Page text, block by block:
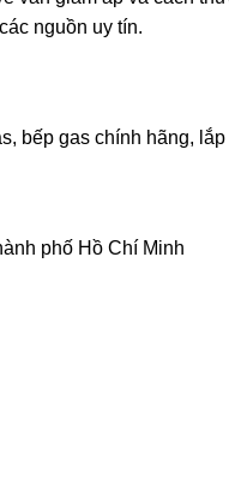
nguồn uy tín.
bếp gas chính hãng,
phố Hồ Chí Minh